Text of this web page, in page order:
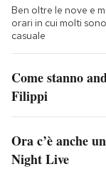
Ben oltre le nove e
orari in cui molti
casuale
Come stanno
Filippi
Ora c’è anche
Night Live